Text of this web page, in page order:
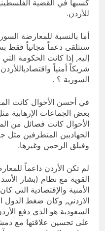
كسبها في القضية
للأردن.
أما بالنسبة للمعارضة
ستتلقى دعماً مجانياً فقط
إليه, إذا كانت الحكومة
شريكاً أمنياً
السورية ؟ .
في أحسن الأحوال كانت
بعض الجماعات
الأحوال كانت فصائل من
الجهاديين المتطرفين مثل
وفيلق الرحمن وغيرها.
لم تكن الأردن داعماً
الأمنية والإقتصادية التي
الاردني, وكان ضغط الدول
السعودية هو الذي دفع
على تحسين علاقتها مع